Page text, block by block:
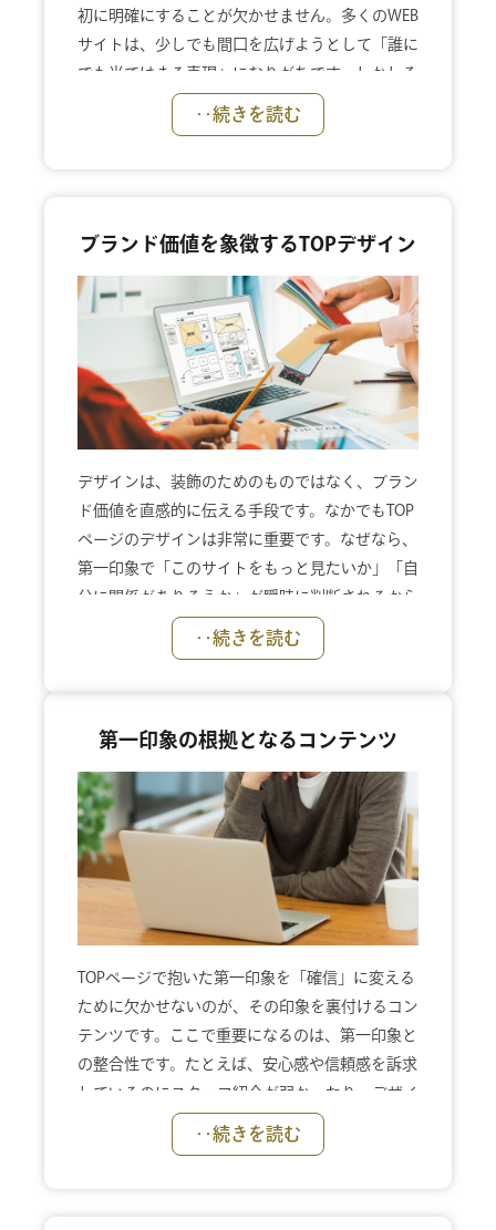
初に明確にすることが欠かせません。多くのWEB
サイトは、少しでも間口を広げようとして「誰に
でも当てはまる表現」になりがちです。しかしそ
の結果、誰の心にも強く刺さらないサイトになっ
てしまいます。私たちは、反響データや中期ビジ
明確に設定します。全員に向けないからこそ、メ
ッセージに芯が生まれ、「これは自分のためのサ
イトだ」と感じてもらえる体験が生まれます。
‥続きを読む
ブランド価値を象徴するTOPデザイン
デザインは、装飾のためのものではなく、ブラン
ド価値を直感的に伝える手段です。なかでもTOP
ページのデザインは非常に重要です。なぜなら、
第一印象で「このサイトをもっと見たいか」「自
分に関係がありそうか」が瞬時に判断されるから
です。TOPデザインの段階で「自分のための会社
ではなさそう」と感じられてしまえば、どれだけ
デザインを目指すのではなく、その会社らしさや
大切にしている価値が一目で伝わることを重視し
ます。色・写真・余白・トーンといった視覚要素
を通じて、「この会社らしい」「ここなら期待で
きそう」と感じてもらえる第一印象を設計しま
す。
‥続きを読む
第一印象の根拠となるコンテンツ
TOPページで抱いた第一印象を「確信」に変える
ために欠かせないのが、その印象を裏付けるコン
テンツです。ここで重要になるのは、第一印象と
の整合性です。たとえば、安心感や信頼感を訴求
しているのにスタッフ紹介が弱かったり、デザイ
ン提案力を強みとしているのに施工事例が水回り
中心だったりすると、TOPページの第一印象で好
‥続きを読む